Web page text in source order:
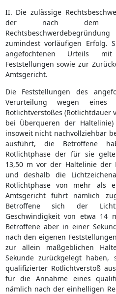
II. Die zulässige
der nach dem
zumindest vorläufigen Erfolg.
angefochtenen Urteils
Feststellungen sowie zur
Amtsgericht.
Die Feststellungen des
Verurteilung wegen eines
Rotlichtverstoßes (Rotlichtdauer
bei Überqueren der
insoweit nicht nachvollziehbar
ausführt, die Betroffene
Rotlichtphase der für sie
13,50 m vor der Haltelinie der
und deshalb die
Rotlichtphase von mehr als
Amtsgericht führt nämlich
Betroffene sich der
Geschwindigkeit von etwa 14
Betroffene aber in einer
nach den eigenen
zur allein maßgeblichen
Sekunde zurückgelegt
qualifizierter Rotlichtverstoß
für die Annahme eines
nämlich nach der einhelligen